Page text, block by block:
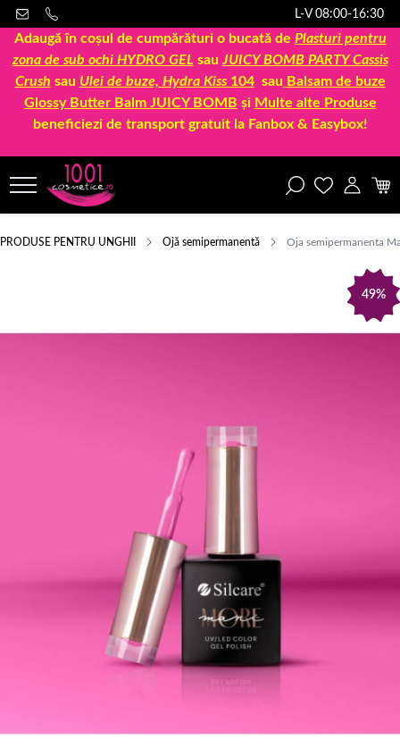
L-V 08:00-16:30
Adaugă în coșul de cumpărături o bucată de Plasturi pentru
zona de sub ochi HYDRO GEL sau JUICY BOMB PARTY Cassis
Crush sau Ulei de buze, Hydra Kiss 104sau Balsam de buze
Glossy Butter Balm JUICY BOMB și Multe alte Produse
beneficiezi de transport gratuit la Fanbox & Easybox!
PRODUSE PENTRU UNGHII Ojă semipermanentă Oja semipermanenta
49%